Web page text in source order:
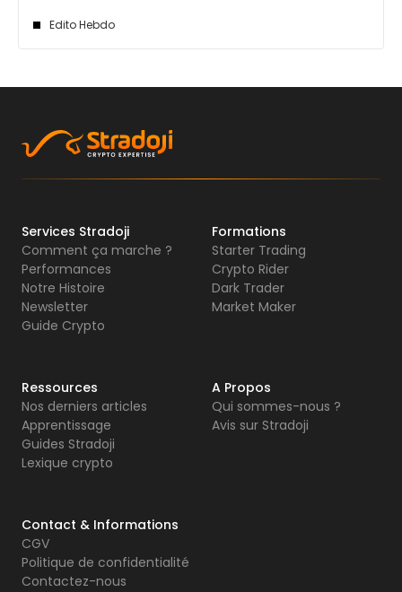
Edito Hebdo
Services Stradoji
Comment ça marche ?
Performances
Notre Histoire
Newsletter
Guide Crypto
Formations
Starter Trading
Crypto Rider
Dark Trader
Market Maker
Ressources
Nos derniers articles
Apprentissage
Guides Stradoji
Lexique crypto
A Propos
Qui sommes-nous ?
Avis sur Stradoji
Contact & Informations
CGV
Politique de confidentialité
Contactez-nous